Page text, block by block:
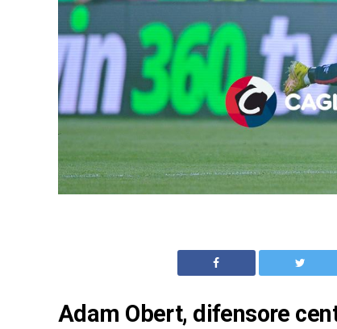
Adam Obert, difensore